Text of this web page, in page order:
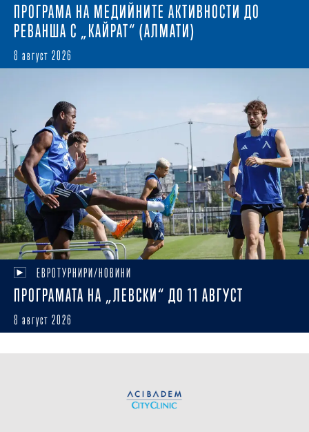
ПРОГРАМА НА МЕДИЙНИТЕ АКТИВНОСТИ ДО
РЕВАНША С „КАЙРАТ“ (АЛМАТИ)
8 август 2026
ЕВРОТУРНИРИ/НОВИНИ
ПРОГРАМАТА НА „ЛЕВСКИ“ ДО 11 АВГУСТ
8 август 2026